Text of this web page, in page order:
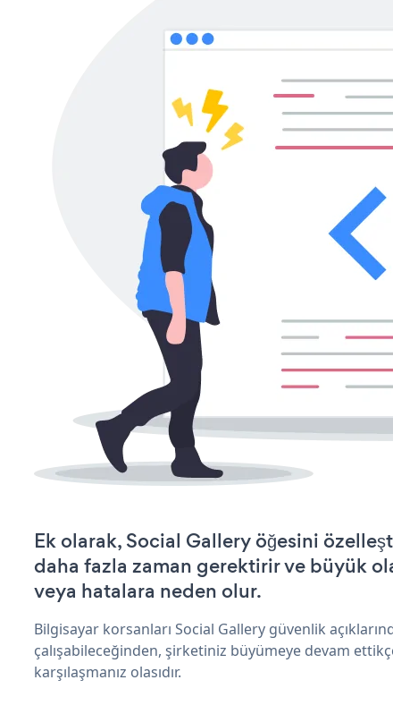
Ek olarak, Social Gallery öğesini
daha fazla zaman gerektirir ve büyük
veya hatalara neden olur.
Bilgisayar korsanları Social Gallery güvenlik
çalışabileceğinden, şirketiniz büyümeye devam
karşılaşmanız olasıdır.